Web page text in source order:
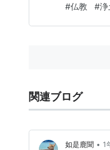
いるのだけ
るような
#仏教 #浄
関連ブログ
如是鹿聞 • 1